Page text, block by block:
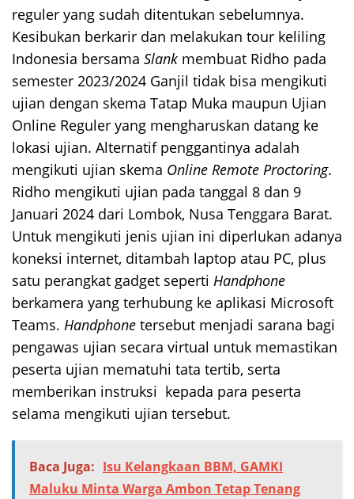
reguler yang sudah ditentukan sebelumnya.
Kesibukan berkarir dan melakukan tour keliling
Indonesia bersama Slank membuat Ridho pada
semester 2023/2024 Ganjil tidak bisa mengikuti
ujian dengan skema Tatap Muka maupun Ujian
Online Reguler yang mengharuskan datang ke
lokasi ujian. Alternatif penggantinya adalah
mengikuti ujian skema Online Remote Proctoring.
Ridho mengikuti ujian pada tanggal 8 dan 9
Januari 2024 dari Lombok, Nusa Tenggara Barat.
Untuk mengikuti jenis ujian ini diperlukan adanya
koneksi internet, ditambah laptop atau PC, plus
satu perangkat gadget seperti Handphone
berkamera yang terhubung ke aplikasi Microsoft
Teams. Handphone tersebut menjadi sarana bagi
pengawas ujian secara virtual untuk memastikan
peserta ujian mematuhi tata tertib, serta
memberikan instruksi kepada para peserta
selama mengikuti ujian tersebut.
Baca Juga: Isu Kelangkaan BBM, GAMKI
Maluku Minta Warga Ambon Tetap Tenang